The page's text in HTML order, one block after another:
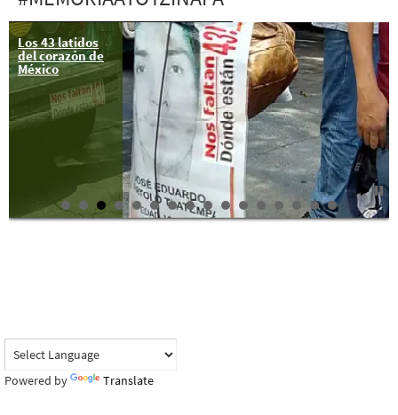
Los 43 latidos
del corazón de
México
Luces en la
frontera de
Estados Unidos-
Mexico por
Ayotzi y Oaxaca
Powered by Translate